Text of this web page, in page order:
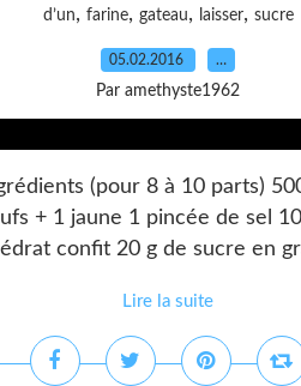
d’un, farine, gateau, laisser, sucre
05.02.2016 …
Par amethyste1962
(pour 8 à 10 parts)
+ 1 jaune 1 pincée de sel
confit 20 g de sucre en
Lire la suite